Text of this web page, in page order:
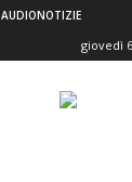
AUDIONOTIZIE
giovedì